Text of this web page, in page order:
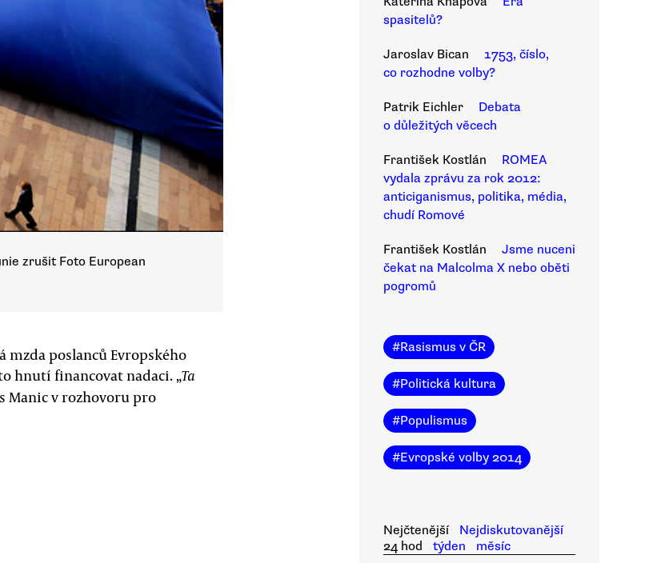
zrušit Foto European
poslanců Evropského
hnutí financovat nadaci. „Ta
Manic v rozhovoru pro
spasitelů?
Jaroslav Bican
1753, číslo,
co rozhodne volby?
Patrik Eichler
Debata
o důležitých věcech
František Kostlán
ROMEA
vydala zprávu za rok 2012:
anticiganismus, politika, média,
chudí Romové
František Kostlán
Jsme nuceni
čekat na Malcolma X nebo oběti
pogromů
#Rasismus v ČR
#Politická kultura
#Populismus
#Evropské volby 2014
Nejčtenější
Nejdiskutovanější
24 hod
týden
měsíc